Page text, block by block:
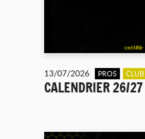
13/07/2026 PROS CLUB
CALENDRIER 26/27